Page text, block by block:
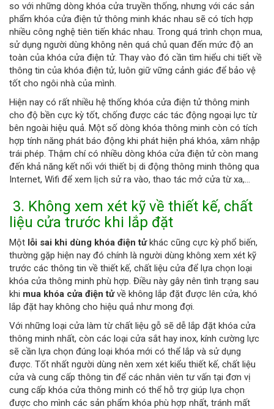
so với những dòng khóa cửa truyền thống, nhưng với các sản
phẩm khóa cửa điện tử thông minh khác nhau sẽ có tích hợp
nhiều công nghệ tiên tiến khác nhau. Trong quá trình chọn mua,
sử dụng người dùng không nên quá chủ quan đến mức độ an
toàn của khóa cửa điện tử. Thay vào đó cần tìm hiểu chi tiết về
thông tin của khóa điện tử, luôn giữ vững cảnh giác để bảo vệ
tốt cho ngôi nhà của mình.
Hiện nay có rất nhiều hệ thống khóa cửa điện tử thông minh
cho độ bền cực kỳ tốt, chống được các tác động ngoại lực từ
bên ngoài hiệu quả. Một số dòng khóa thông minh còn có tích
hợp tính năng phát báo động khi phát hiện phá khóa, xâm nhập
trái phép. Thậm chí có nhiều dòng khóa cửa điện tử còn mang
đến khả năng kết nối với thiết bị di động thông minh thông qua
Internet, Wifi để xem lịch sử ra vào, thao tác mở cửa từ xa,…
3. Không xem xét kỹ về thiết kế, chất
liệu cửa trước khi lắp đặt
Một lỗi sai khi dùng khóa điện tửkhác cũng cực kỳ phổ biến,
thường gặp hiện nay đó chính là người dùng không xem xét kỹ
trước các thông tin về thiết kế, chất liệu cửa để lựa chọn loại
khóa cửa thông minh phù hợp. Điều này gây nên tình trạng sau
khi mua khóa cửa điện tửvề không lắp đặt được lên cửa, khó
lắp đặt hay không cho hiệu quả như mong đợi.
Với những loại cửa làm từ chất liệu gỗ sẽ dễ lắp đặt khóa cửa
thông minh nhất, còn các loại cửa sắt hay inox, kính cường lực
sẽ cần lựa chọn đúng loại khóa mới có thể lắp và sử dụng
được. Tốt nhất người dùng nên xem xét kiểu thiết kế, chất liệu
cửa và cung cấp thông tin để các nhân viên tư vấn tại đơn vị
cung cấp khóa cửa thông minh có thể hỗ trợ giúp lựa chọn
được cho mình các sản phẩm khóa phù hợp nhất, tránh mất